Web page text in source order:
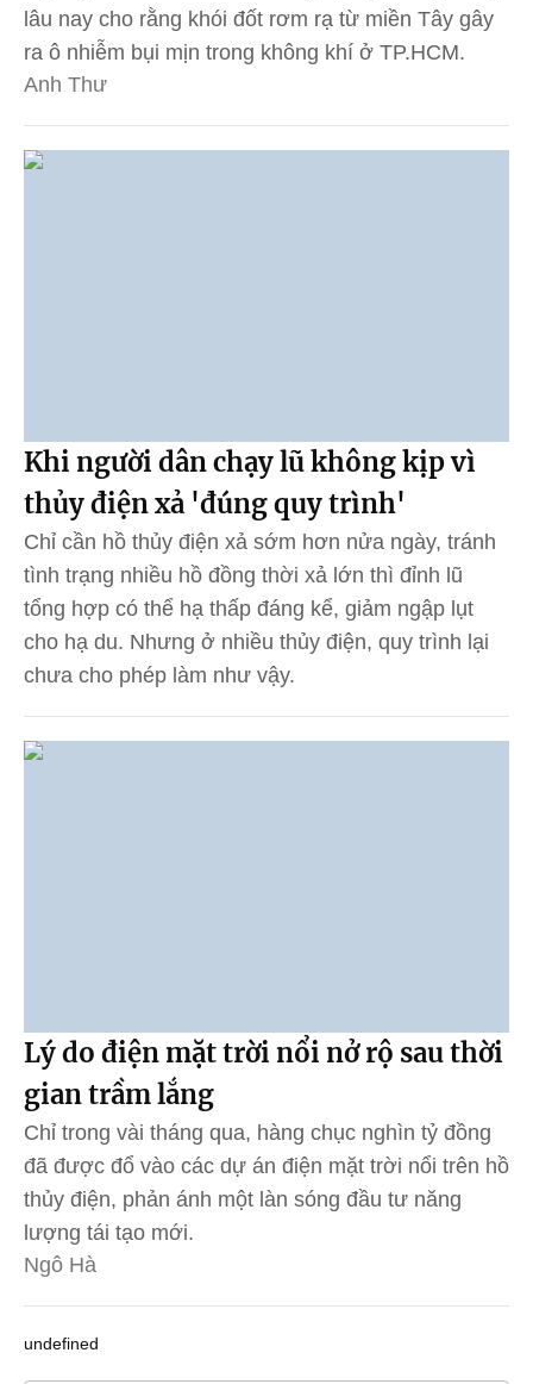
lâu nay cho rằng khói đốt rơm rạ từ miền Tây gây
ra ô nhiễm bụi mịn trong không khí ở TP.HCM.
Anh Thư
Khi người dân chạy lũ không kịp vì
thủy điện xả 'đúng quy trình'
Chỉ cần hồ thủy điện xả sớm hơn nửa ngày, tránh
tình trạng nhiều hồ đồng thời xả lớn thì đỉnh lũ
tổng hợp có thể hạ thấp đáng kể, giảm ngập lụt
cho hạ du. Nhưng ở nhiều thủy điện, quy trình lại
chưa cho phép làm như vậy.
Lý do điện mặt trời nổi nở rộ sau thời
gian trầm lắng
Chỉ trong vài tháng qua, hàng chục nghìn tỷ đồng
đã được đổ vào các dự án điện mặt trời nổi trên hồ
thủy điện, phản ánh một làn sóng đầu tư năng
lượng tái tạo mới.
Ngô Hà
undefined